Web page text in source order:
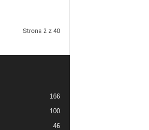
Strona 2 z 40
166
100
46